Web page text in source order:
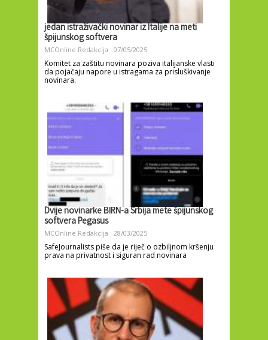
jedan istraživački novinar iz Italije na meti
špijunskog softvera
MCOnline Redakcija 07/05/2025
Komitet za zaštitu novinara poziva italijanske vlasti
da pojačaju napore u istragama za prisluškivanje
novinara.
Dvije novinarke BIRN-a Srbija mete špijunskog
softvera Pegasus
MCOnline Redakcija 28/03/2025
SafeJournalists piše da je riječ o ozbiljnom kršenju
prava na privatnost i siguran rad novinara